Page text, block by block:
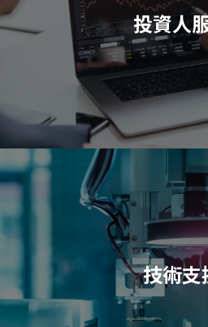
投資人
技術支